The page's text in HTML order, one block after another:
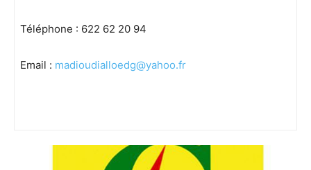
Téléphone : 622 62 20 94
Email : madioudialloedg@yahoo.fr